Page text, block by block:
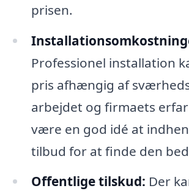
prisen.
Professionel installation
pris afhængig af
arbejdet og firmaets
være en god idé at
tilbud for at finde den
Offentlige tilskud: Der